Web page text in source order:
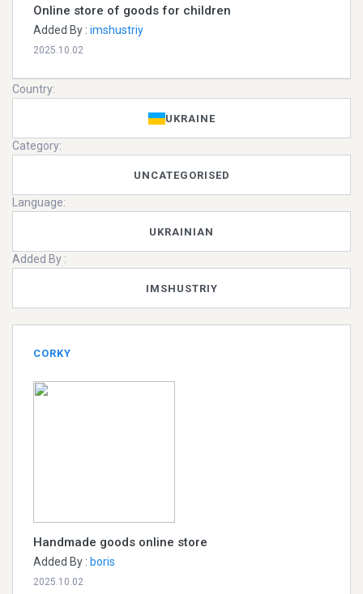
Online store of goods for children
Added By : imshustriy
2025.10.02
Country:
UKRAINE
Category:
UNCATEGORISED
Language:
UKRAINIAN
Added By :
IMSHUSTRIY
CORKY
Handmade goods online store
Added By : boris
2025.10.02